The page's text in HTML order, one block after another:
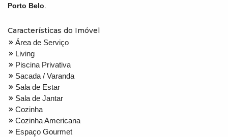
Porto Belo
Características do Imóvel
Área de Serviço
Living
Piscina Privativa
Sacada / Varanda
Sala de Estar
Sala de Jantar
Cozinha
Cozinha Americana
Espaço Gourmet